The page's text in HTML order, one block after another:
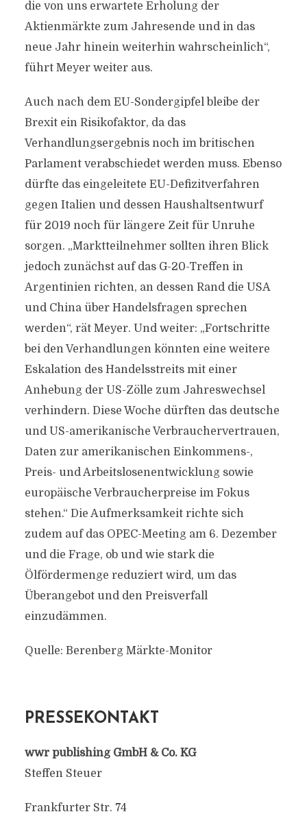
die von uns erwartete Erholung der
Aktienmärkte zum Jahresende und in das
neue Jahr hinein weiterhin wahrscheinlich“,
führt Meyer weiter aus.
Auch nach dem EU-Sondergipfel bleibe der
Brexit ein Risikofaktor, da das
Verhandlungsergebnis noch im britischen
Parlament verabschiedet werden muss. Ebenso
dürfte das eingeleitete EU-Defizitverfahren
gegen Italien und dessen Haushaltsentwurf
für 2019 noch für längere Zeit für Unruhe
sorgen. „Marktteilnehmer sollten ihren Blick
jedoch zunächst auf das G-20-Treffen in
Argentinien richten, an dessen Rand die USA
und China über Handelsfragen sprechen
werden“, rät Meyer. Und weiter: „Fortschritte
bei den Verhandlungen könnten eine weitere
Eskalation des Handelsstreits mit einer
Anhebung der US-Zölle zum Jahreswechsel
verhindern. Diese Woche dürften das deutsche
und US-amerikanische Verbrauchervertrauen,
Daten zur amerikanischen Einkommens-,
Preis- und Arbeitslosenentwicklung sowie
europäische Verbraucherpreise im Fokus
stehen.“ Die Aufmerksamkeit richte sich
zudem auf das OPEC-Meeting am 6. Dezember
und die Frage, ob und wie stark die
Ölfördermenge reduziert wird, um das
Überangebot und den Preisverfall
einzudämmen.
Quelle: Berenberg Märkte-Monitor
PRESSEKONTAKT
wwr publishing GmbH & Co. KG
Steffen Steuer
Frankfurter Str. 74